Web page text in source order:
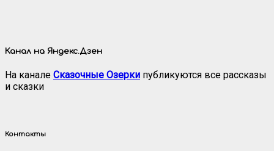
Канал на Яндекс.Дзен
На канале Сказочные Озерки публикуются все рассказы
и сказки
Контакты